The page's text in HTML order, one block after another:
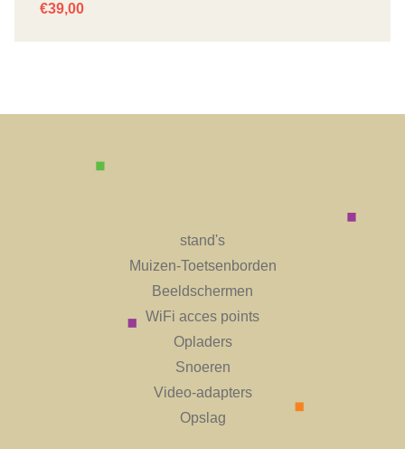
€39,00
stand's
Muizen-Toetsenborden
Beeldschermen
WiFi acces points
Opladers
Snoeren
Video-adapters
Opslag